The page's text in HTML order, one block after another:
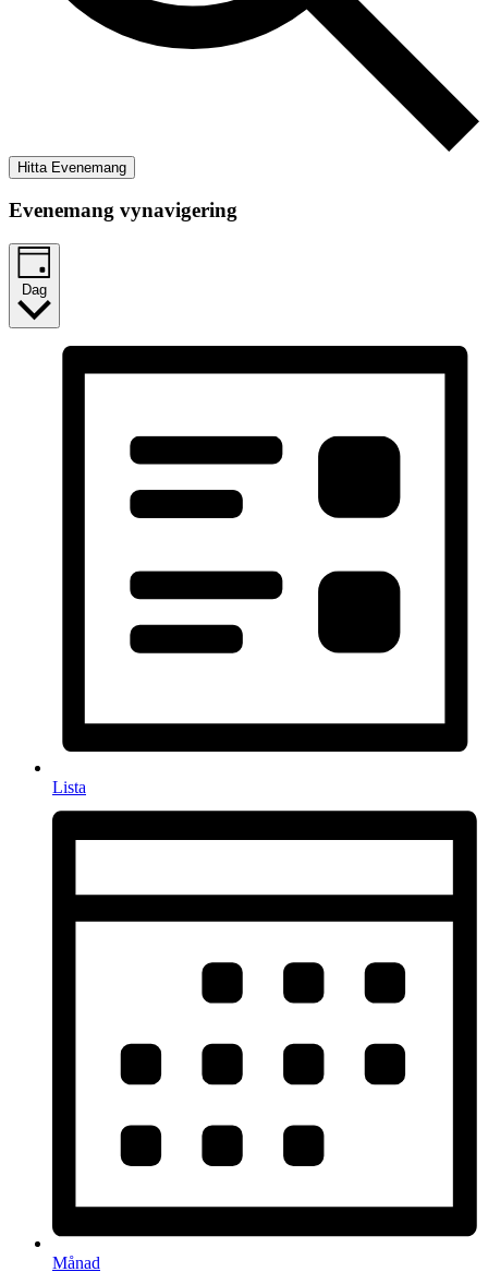
Hitta Evenemang
Evenemang vynavigering
Dag
Lista
Månad